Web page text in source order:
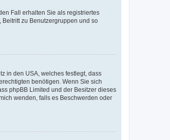
Fall erhalten Sie als registriertes
zu Benutzergruppen und so
in den USA, welches festlegt, dass
benötigen. Wenn Sie sich
phpBB Limited und der Besitzer dieses
wenden, falls es Beschwerden oder